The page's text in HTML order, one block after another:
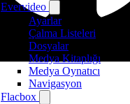
Evervideo
Ayarlar
Çalma Listeleri
Dosyalar
Medya Kitaplığı
Medya Oynatıcı
Navigasyon
Flacbox